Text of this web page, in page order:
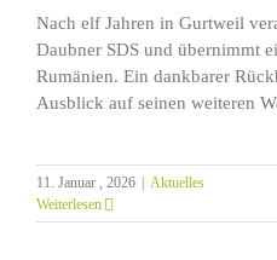
Nach elf Jahren in Gurtweil
Daubner SDS und übernimmt
Rumänien. Ein dankbarer
Ausblick auf seinen weiteren
11. Januar , 2026
Aktuelles
Weiterlesen